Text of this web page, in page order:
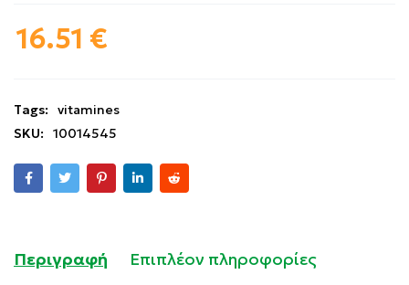
16.51 €
Tags:
vitamines
SKU:
10014545
Περιγραφή
Επιπλέον πληροφορίες